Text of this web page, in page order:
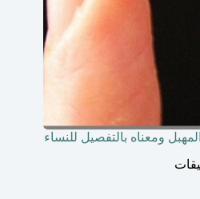
ومعناه بالتفصيل للنساء